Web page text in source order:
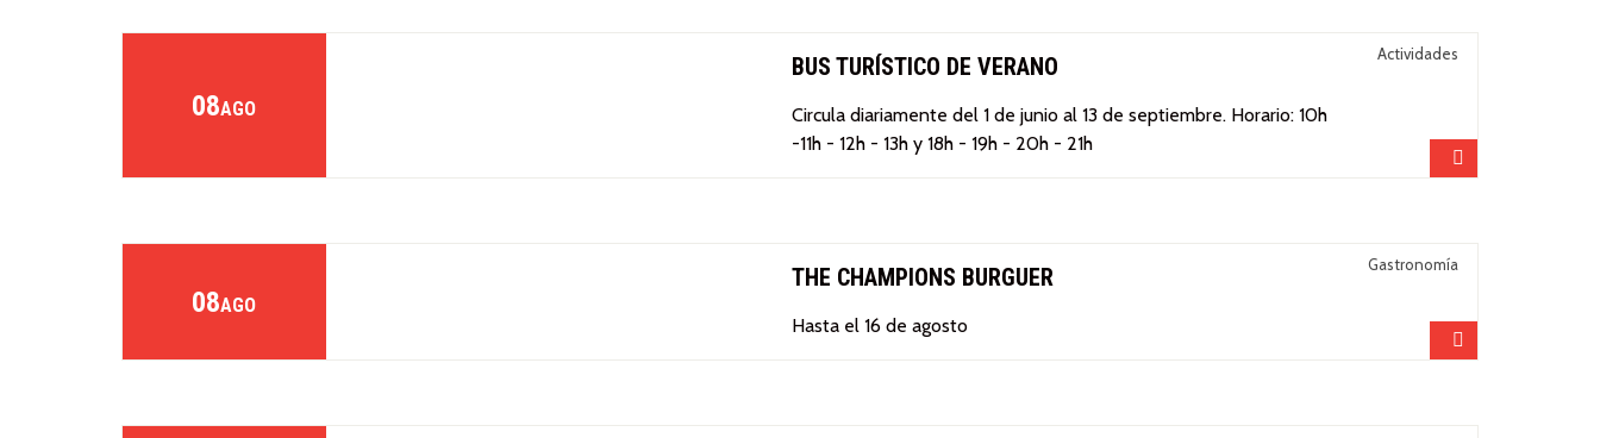
08AGO
BUS TURÍSTICO DE VERANO
Circula diariamente del 1 de junio al 13 de septiembre. Horario: 10h
-11h - 12h - 13h y 18h - 19h - 20h - 21h
Actividades
Compartir
08AGO
THE CHAMPIONS BURGUER
Hasta el 16 de agosto
Gastronomía
Compartir